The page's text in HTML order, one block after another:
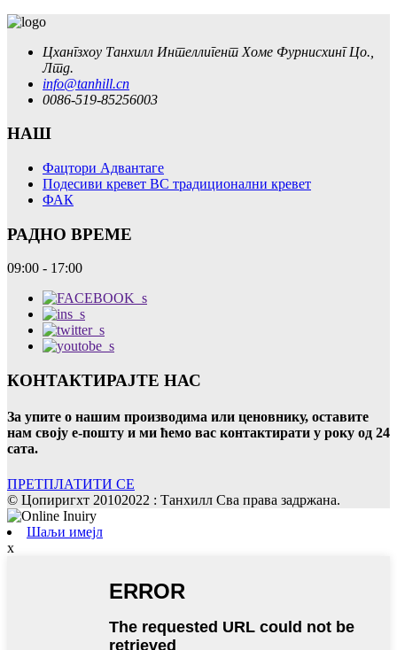
Цхангзхоу Танхилл Интеллигент Хоме Фурнисхинг Цо.,
Лтд.
info@tanhill.cn
0086-519-85256003
НАШ
Фацтори Адвантаге
Подесиви кревет ВС традиционални кревет
ФАК
РАДНО ВРЕМЕ
09:00 - 17:00
КОНТАКТИРАЈТЕ НАС
За упите о нашим производима или ценовнику, оставите
нам своју е-пошту и ми ћемо вас контактирати у року од 24
сата.
ПРЕТПЛАТИТИ СЕ
© Цопиригхт 20102022 : Танхилл Сва права задржана.
Шаљи имејл
x